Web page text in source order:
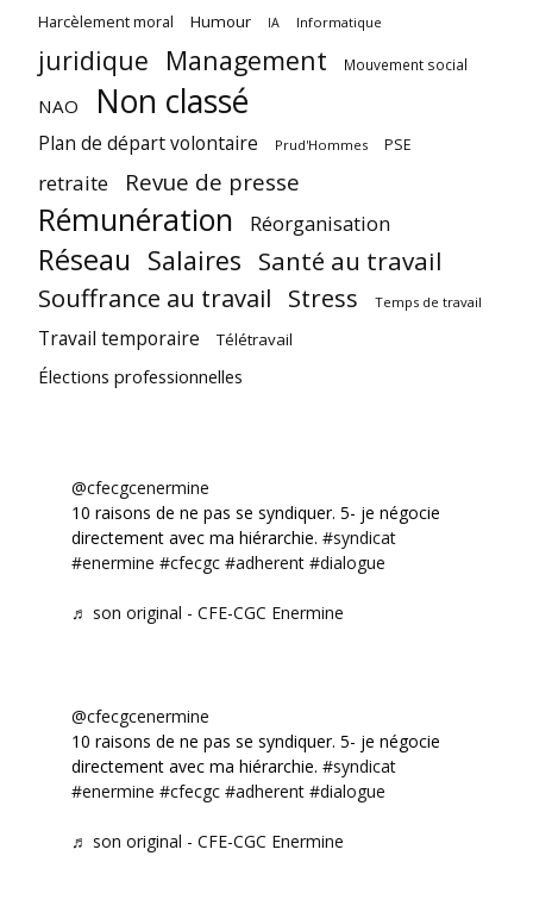
Harcèlement moral Humour IA Informatique
juridique Management Mouvement social
NAO Non classé
Plan de départ volontaire Prud'Hommes PSE
retraite Revue de presse
Rémunération Réorganisation
Réseau Salaires Santé au travail
Souffrance au travail Stress Temps de travail
Travail temporaire Télétravail
Élections professionnelles
@cfecgcenermine
10 raisons de ne pas se syndiquer. 5- je négocie
directement avec ma hiérarchie. #syndicat
#enermine #cfecgc #adherent #dialogue
♬ son original - CFE-CGC Enermine
@cfecgcenermine
10 raisons de ne pas se syndiquer. 5- je négocie
directement avec ma hiérarchie. #syndicat
#enermine #cfecgc #adherent #dialogue
♬ son original - CFE-CGC Enermine